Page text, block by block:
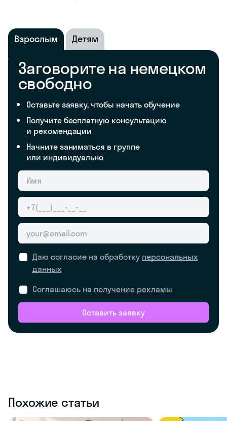
Взрослым Детям
Заговорите на немецком
свободно
Оставьте заявку, чтобы начать обучение
Получите бесплатную консультацию
и рекомендации
Начните заниматься в группе
или индивидуально
Даю согласие на обработку персональных
данных
Соглашаюсь на получение рекламы
Оставить заявку
Похожие статьи